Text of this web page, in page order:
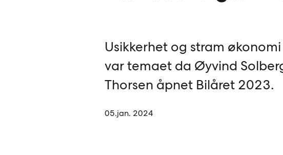
Usikkerhet og stram økonomi
var temaet da Øyvind
Thorsen åpnet Bilåret 2023.
05.jan. 2024